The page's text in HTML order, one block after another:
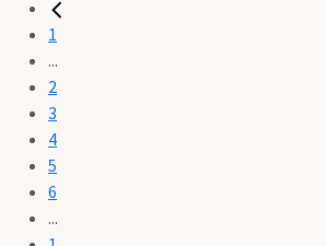
1
...
2
3
4
5
6
...